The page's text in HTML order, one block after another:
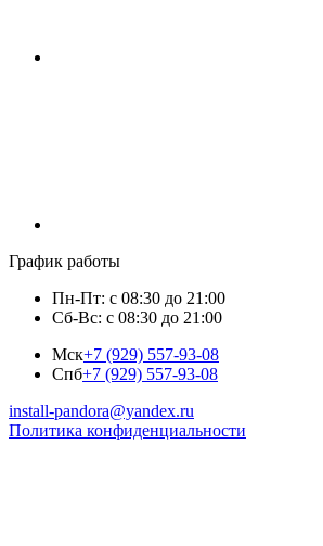
График работы
Пн-Пт: с 08:30 до 21:00
Сб-Вс: с 08:30 до 21:00
Мск+7 (929) 557-93-08
Спб+7 (929) 557-93-08
install-pandora@yandex.ru
Политика конфиденциальности